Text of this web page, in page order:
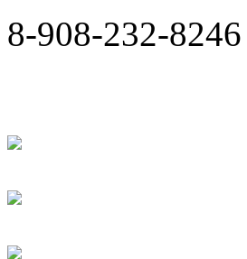
8-908-232-